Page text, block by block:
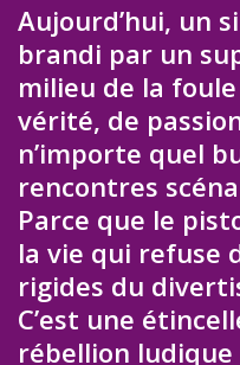
Aujourd’hui, un
brandi par un
milieu de la
vérité, de
n’importe quel
rencontres
Parce que le
la vie qui refuse
rigides du
C’est une
rébellion